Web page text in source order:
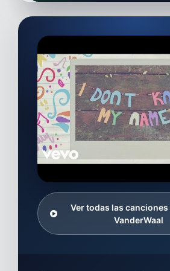
Ver todas las canciones
VanderWaal